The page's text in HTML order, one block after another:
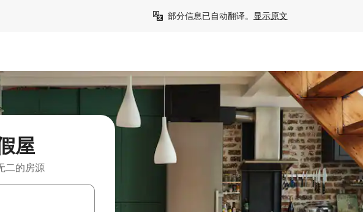
部分信息已自动翻译。 显示原文
屋
二的房源
键查看，或通过点击或滑动手势浏览。